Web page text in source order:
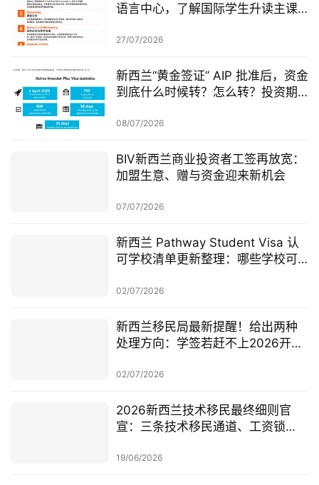
语言中心，了解国际学生升读主课
27/07/2026
新西兰“黄金签证” AIP 批准后，资金
到底什么时候转？怎么转？投资期
08/07/2026
BIV新西兰商业投资者工签再放宽：
加盟生意、赠与资金迎来新机会
07/07/2026
新西兰 Pathway Student Visa 认
可学校清单更新整理：哪些学校可
02/07/2026
新西兰移民局最新提醒！给出两种
处理方向：学签若赶不上2026开
02/07/2026
2026新西兰技术移民最终细则官
宣：三条技术移民通道、工资锁
查一次梳理
19/06/2026